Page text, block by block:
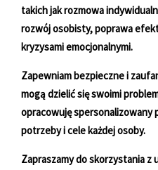
takich jak rozmowa
rozwój osobisty, poprawa
kryzysami emocjonalnymi.
Zapewniam bezpieczne i
mogą dzielić się swoimi
opracowuję spersonalizowany
potrzeby i cele każdej osoby.
Zapraszamy do skorzystania z